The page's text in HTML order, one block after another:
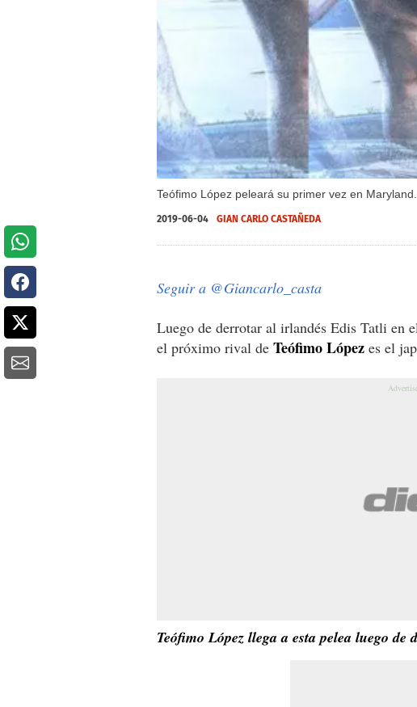
Teófimo López peleará su primer vez en Maryland.
2019-06-04 GIAN CARLO CASTAÑEDA
Seguir a @Giancarlo_casta
Luego de derrotar al irlandés Edis Tatli en
el próximo rival de Teófimo López es el
Teófimo López llega a esta pelea luego